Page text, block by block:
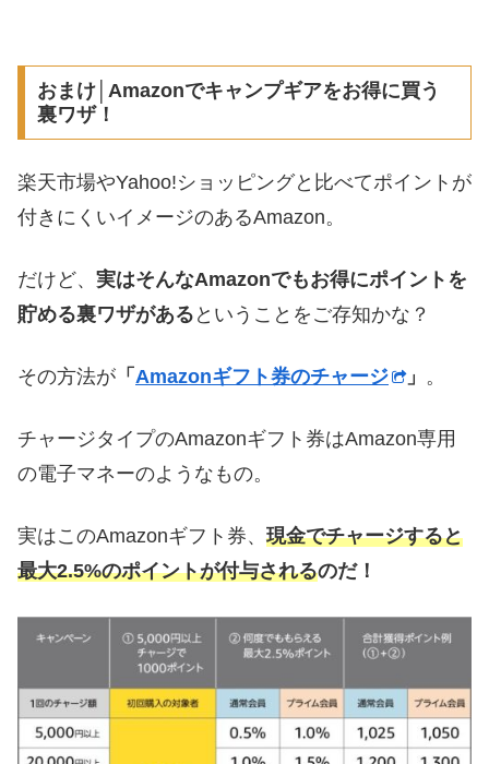
おまけ│Amazonでキャンプギアをお得に買う
裏ワザ！
楽天市場やYahoo!ショッピングと比べてポイントが
付きにくいイメージのあるAmazon。
だけど、 実はそんなAmazonでもお得にポイントを
貯める裏ワザがある ということをご存知かな？
その方法が 「 Amazonギフト券のチャージ 」 。
チャージタイプのAmazonギフト券はAmazon専用
の電子マネーのようなもの。
実はこのAmazonギフト券、 現金でチャージすると
最大2.5%のポイントが付与されるのだ！